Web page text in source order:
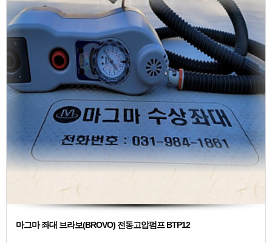
마그마 좌대 브라보(BROVO) 전동고압펌프 BTP12